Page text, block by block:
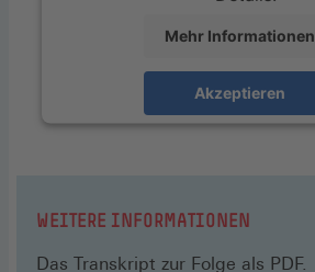
Mehr Informationen
Akzeptieren
WEITERE INFORMATIONEN
Das Transkript zur Folge als PDF.